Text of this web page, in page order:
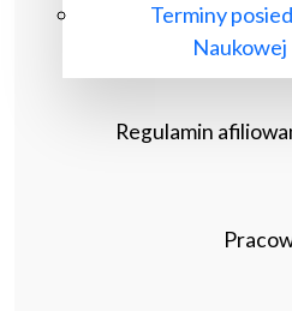
Terminy
Naukowej
Regulamin